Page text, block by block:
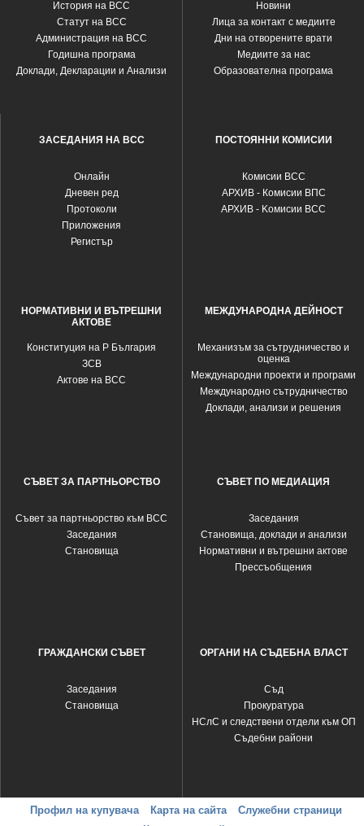
История на ВСС
Статут на ВСС
Администрация на ВСС
Годишна програма
Доклади, Декларации и Анализи
Новини
Лица за контакт с медиите
Дни на отворените врати
Медиите за нас
Образователна програма
ЗАСЕДАНИЯ НА ВСС
Oнлайн
Дневен ред
Протоколи
Приложения
Регистър
ПОСТОЯННИ КОМИСИИ
Комисии ВСС
АРХИВ - Комисии ВПС
АРХИВ - Kомисии ВСС
НОРМАТИВНИ И ВЪТРЕШНИ
АКТОВЕ
Конституция на Р България
ЗСВ
Актове на ВСС
МЕЖДУНАРОДНА ДЕЙНОСТ
Механизъм за сътрудничество и
оценка
Международни проекти и програми
Международно сътрудничество
Доклади, анализи и решения
СЪВЕТ ЗА ПАРТНЬОРСТВО
Съвет за партньорство към ВСС
Заседания
Становища
СЪВЕТ ПО МЕДИАЦИЯ
Заседания
Становища, доклади и анализи
Нормативни и вътрешни актове
Прессъобщения
ГРАЖДАНСКИ СЪВЕТ
Заседания
Становища
ОРГАНИ НА СЪДЕБНА ВЛАСТ
Съд
Прокуратура
НСлС и следствени отдели към ОП
Съдебни райони
Профил на купувача Карта на сайта
Служебни страници